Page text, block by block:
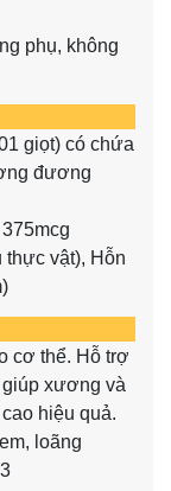
phụ, không
giọt) có chứa
đương
thực vật), Hỗn
cơ thể. Hỗ trợ
xương và
hiệu quả.
loãng